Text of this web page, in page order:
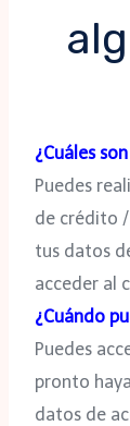
¿Cuáles
Puedes
de crédito
tus datos
acceder al
¿Cuándo
Puedes
pronto
datos de